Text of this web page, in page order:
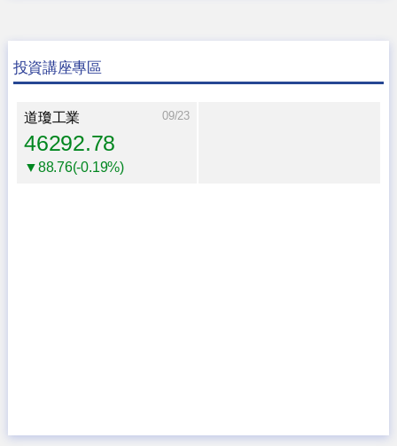
投資講座專區
道瓊工業 09/23
46292.78
▼88.76(-0.19%)